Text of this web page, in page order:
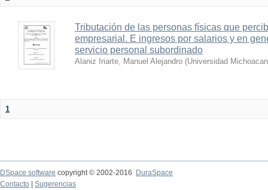
Tributación de las personas físicas que
empresarial. E ingresos por salarios y en
servicio personal subordinado
Alaniz Iriarte, Manuel Alejandro (Universidad
1
DSpace software copyright © 2002-2016
DuraSpace
Contacto
Sugerencias